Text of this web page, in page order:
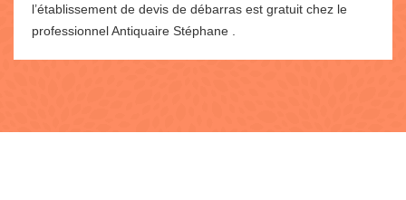
l’établissement de devis de débarras est gratuit chez le
professionnel Antiquaire Stéphane .